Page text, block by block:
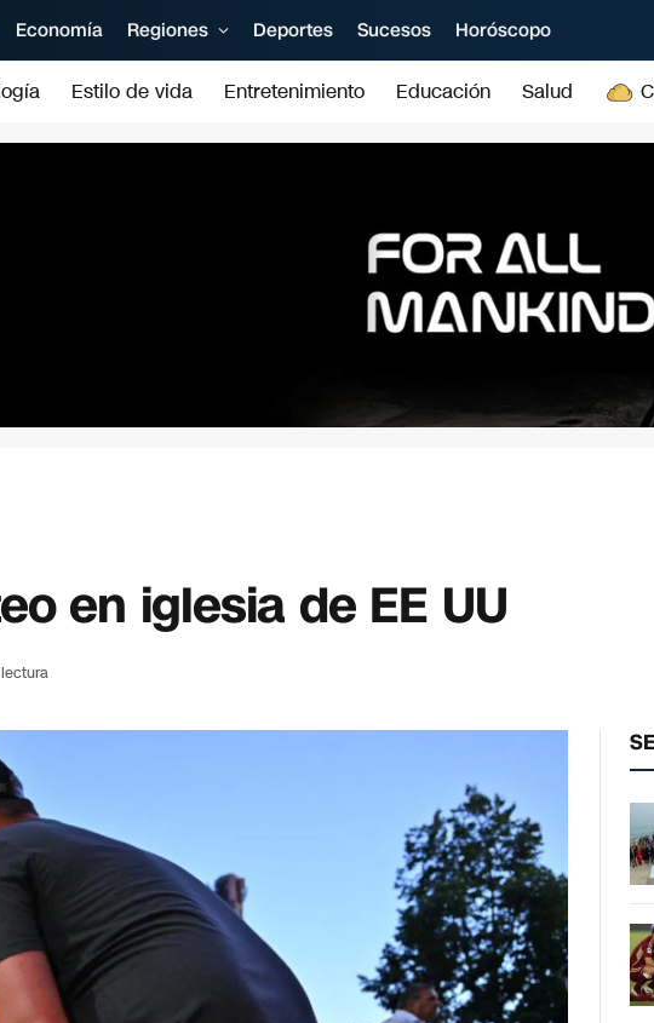
Economía Regiones Deportes Sucesos Horóscopo
Estilo de vida Entretenimiento Educación Salud
en iglesia de EE UU